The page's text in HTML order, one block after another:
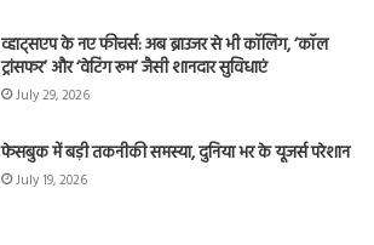
व्हाट्सएप के नए फीचर्स: अब ब्राउजर से भी कॉलिंग, ‘कॉल
ट्रांसफर’ और ‘वेटिंग रूम’ जैसी शानदार सुविधाएं
July 29, 2026
फेसबुक में बड़ी तकनीकी समस्या, दुनिया भर के यूजर्स परेशान
July 19, 2026